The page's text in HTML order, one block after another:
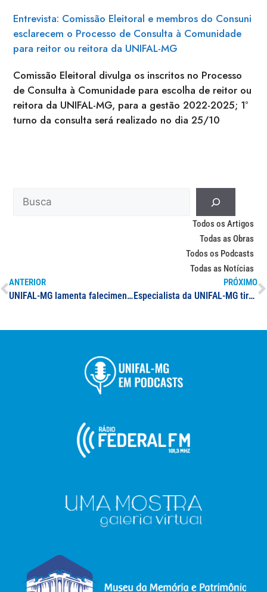
Entrevista: Comissão Eleitoral e membros do Consuni
esclarecem o Processo de Consulta à Comunidade
para reitor ou reitora da UNIFAL-MG
Comissão Eleitoral divulga os inscritos no Processo
de Consulta à Comunidade para escolha de reitor ou
reitora da UNIFAL-MG, para a gestão 2022-2025; 1º
turno da consulta será realizado no dia 25/10
Todos os Artigos
Todas as Obras
Todos os Podcasts
Todas as Notícias
ANTERIOR
UNIFAL-MG lamenta falecimento do professor Robson Santos de Carvalho, do ICHL
PRÓXIMO
Especialista da UNIFAL-MG tira dúvidas sobre vacinação contra Covid-19 no Sul de Minas